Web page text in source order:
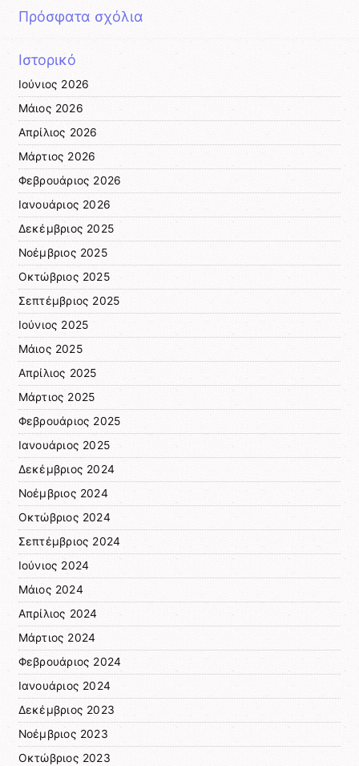
Πρόσφατα σχόλια
Ιστορικό
Ιούνιος 2026
Μάιος 2026
Απρίλιος 2026
Μάρτιος 2026
Φεβρουάριος 2026
Ιανουάριος 2026
Δεκέμβριος 2025
Νοέμβριος 2025
Οκτώβριος 2025
Σεπτέμβριος 2025
Ιούνιος 2025
Μάιος 2025
Απρίλιος 2025
Μάρτιος 2025
Φεβρουάριος 2025
Ιανουάριος 2025
Δεκέμβριος 2024
Νοέμβριος 2024
Οκτώβριος 2024
Σεπτέμβριος 2024
Ιούνιος 2024
Μάιος 2024
Απρίλιος 2024
Μάρτιος 2024
Φεβρουάριος 2024
Ιανουάριος 2024
Δεκέμβριος 2023
Νοέμβριος 2023
Οκτώβριος 2023